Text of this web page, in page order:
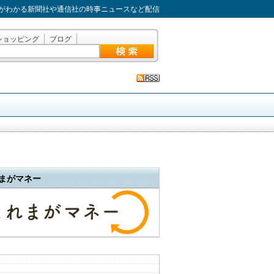
わかる新聞社や通信社の時事ニュースなど配信
ョッピング ブログ
がマネー